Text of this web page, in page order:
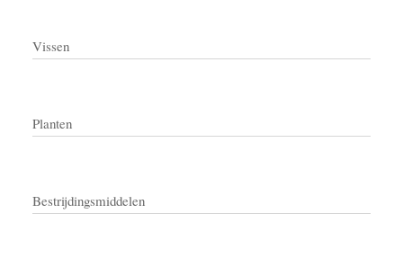
Vissen
Planten
Bestrijdingsmiddelen